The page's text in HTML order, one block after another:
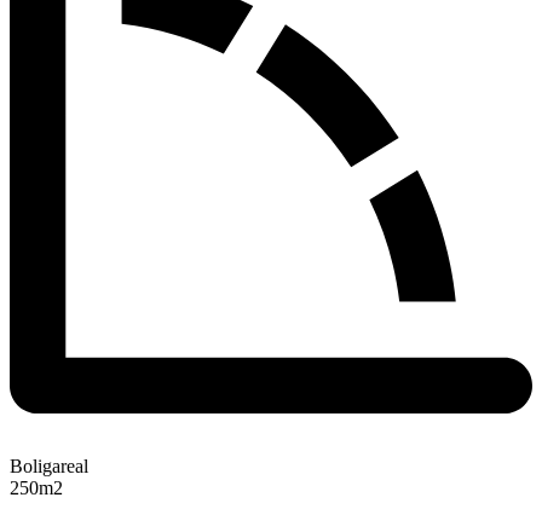
Boligareal
250m2